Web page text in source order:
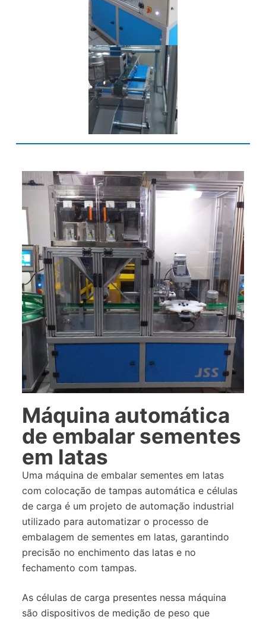
Máquina automática
de embalar sementes
em latas
Uma máquina de embalar sementes em latas
com colocação de tampas automática e células
de carga é um projeto de automação industrial
utilizado para automatizar o processo de
embalagem de sementes em latas, garantindo
precisão no enchimento das latas e no
fechamento com tampas.
As células de carga presentes nessa máquina
são dispositivos de medição de peso que